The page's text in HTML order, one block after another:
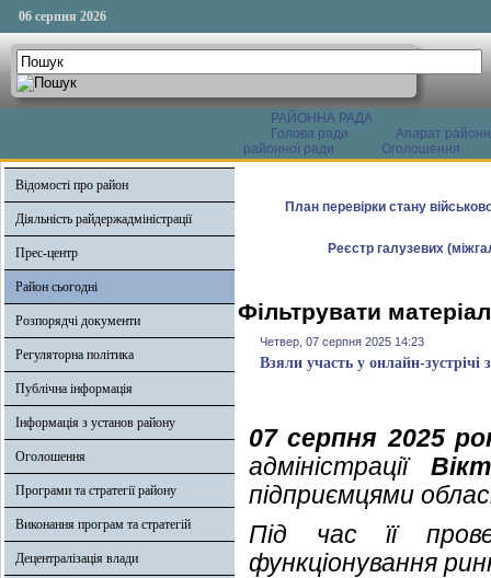
06 серпня 2026
РАЙОННА РАДА
Голова ради
Апарат
районної ради
Оголошення
Відомості про район
Діяльність райдержадміністрації
Прес-центр
Район сьогодні
Розпорядчі документи
Регуляторна політика
Публічна інформація
Інформація з установ району
Оголошення
Програми та стратегії району
Виконання програм та стратегій
Децентралізація влади
План перевірки стану
Реєстр галузевих
Фільтрувати
Четвер, 07 серпня 2025 14:23
Взяли участь у онлайн-зустрічі
07 серпня 2025
адміністрації
підприємцями
Під час її
функціонування